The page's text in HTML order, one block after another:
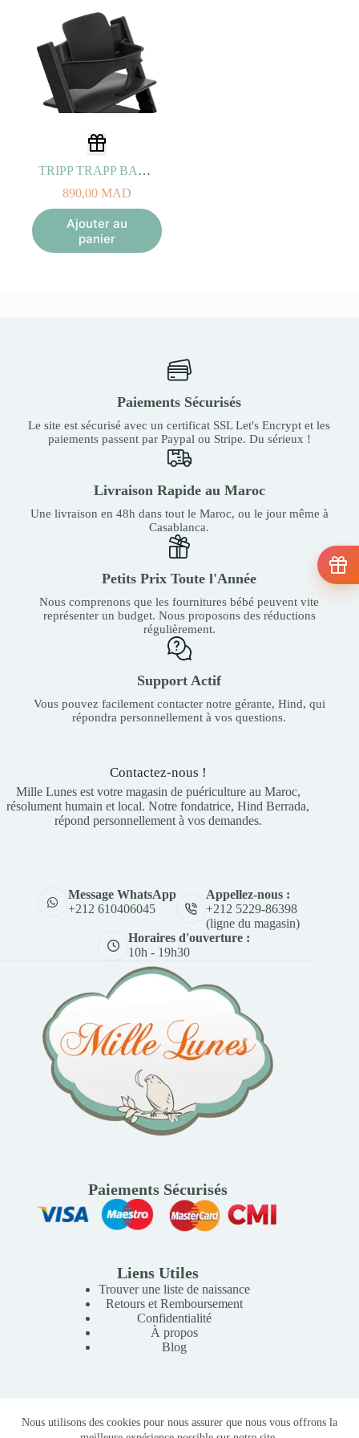
Nous utilisons des cookies pour nous assurer que nous vous offrons la
TRIPP TRAPP BABY SET noir
890,00 MAD
Ajouter au
panier
Paiements Sécurisés
Le site est sécurisé avec un certificat SSL Let's Encrypt et les
paiements passent par Paypal ou Stripe. Du sérieux !
Livraison Rapide au Maroc
Une livraison en 48h dans tout le Maroc, ou le jour même à
Casablanca.
Petits Prix Toute l'Année
Nous comprenons que les fournitures bébé peuvent vite
représenter un budget. Nous proposons des réductions
régulièrement.
Support Actif
Vous pouvez facilement contacter notre gérante, Hind, qui
répondra personnellement à vos questions.
Contactez-nous !
Mille Lunes est votre magasin de puériculture au Maroc,
résolument humain et local. Notre fondatrice, Hind Berrada,
répond personnellement à vos demandes.
Message WhatsApp
+212 610406045
Appellez-nous :
+212 5229-86398
(ligne du magasin)
Horaires d'ouverture :
10h - 19h30
Paiements Sécurisés
Liens Utiles
Trouver une liste de naissance
Retours et Remboursement
Confidentialité
À propos
Blog
Copyright © 2026 Mille Lunes - Création du site :
Baptiste
-Conditions Générales de Vente